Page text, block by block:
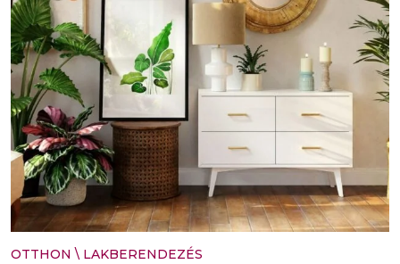
OTTHON \ LAKBERENDEZÉS